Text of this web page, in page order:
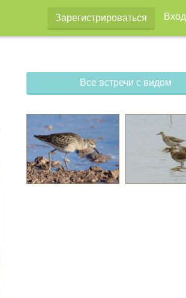
Зарегистрироваться Вход
Все встречи с видом